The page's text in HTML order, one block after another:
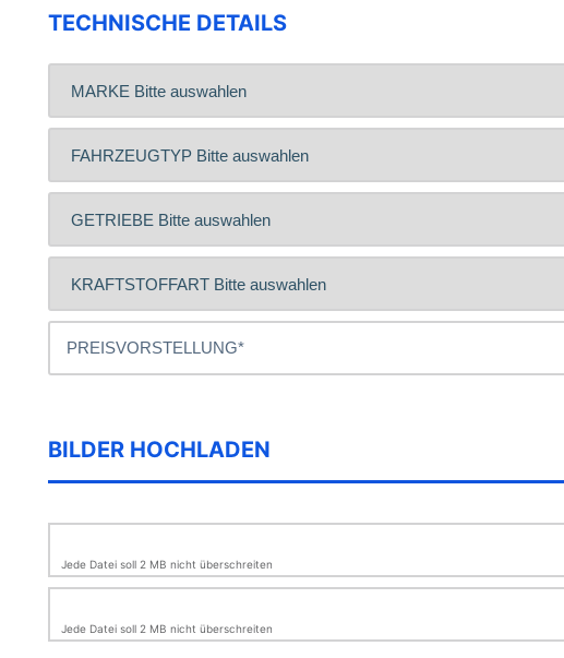
TECHNISCHE DETAILS
BILDER HOCHLADEN
Jede Datei soll 2 MB nicht überschreiten
Jede Datei soll 2 MB nicht überschreiten